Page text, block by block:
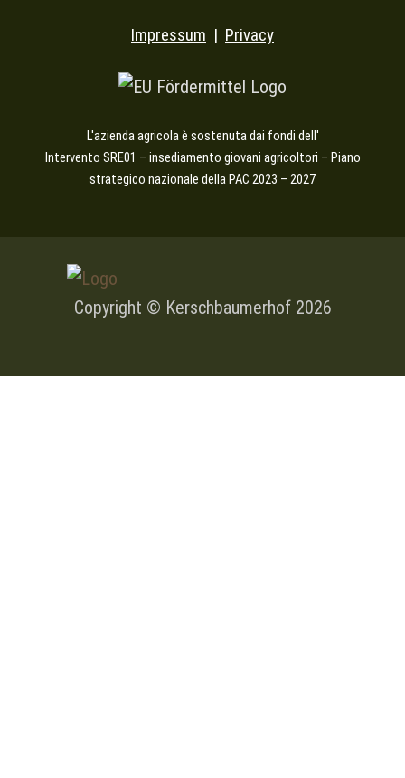
Impressum | Privacy
L'azienda agricola è sostenuta dai fondi dell'
Intervento SRE01 – insediamento giovani agricoltori – Piano
strategico nazionale della PAC 2023 – 2027
Copyright © Kerschbaumerhof 2026